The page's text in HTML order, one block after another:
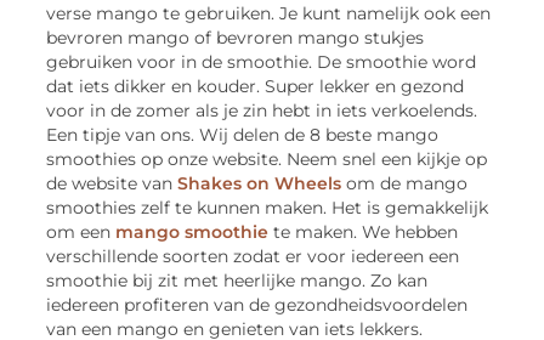
verse mango te gebruiken. Je kunt namelijk ook een
bevroren mango of bevroren mango stukjes
gebruiken voor in de smoothie. De smoothie word
dat iets dikker en kouder. Super lekker en gezond
voor in de zomer als je zin hebt in iets verkoelends.
Een tipje van ons. Wij delen de 8 beste mango
smoothies op onze website. Neem snel een kijkje op
de website vanShakes on Wheels om de mango
smoothies zelf te kunnen maken. Het is gemakkelijk
om een mango smoothie te maken. We hebben
verschillende soorten zodat er voor iedereen een
smoothie bij zit met heerlijke mango. Zo kan
iedereen profiteren van de gezondheidsvoordelen
van een mango en genieten van iets lekkers.